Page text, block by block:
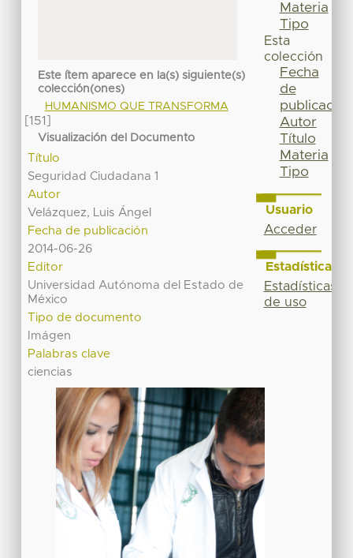
Este ítem aparece en la(s) siguiente(s)
colección(ones)
HUMANISMO QUE TRANSFORMA
[151]
Visualización del Documento
Título
Seguridad Ciudadana 1
Autor
Velázquez, Luis Ángel
Fecha de publicación
2014-06-26
Editor
Universidad Autónoma del Estado de
México
Tipo de documento
Imágen
Palabras clave
ciencias
Materia
Tipo
Esta
colección
Fecha
de
publicación
Autor
Título
Materia
Tipo
Usuario
Acceder
Estadísticas
Estadísticas
de uso